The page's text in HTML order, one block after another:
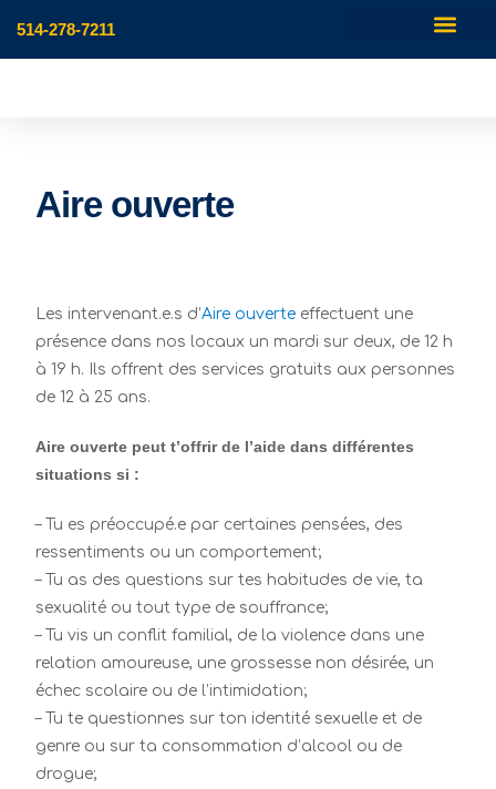
514-278-7211
Aire ouverte
Les intervenant.e.s d’Aire ouverte effectuent une
présence dans nos locaux un mardi sur deux, de 12 h
à 19 h. Ils offrent des services gratuits aux personnes
de 12 à 25 ans.
Aire ouverte peut t’offrir de l’aide dans différentes
situations si :
– Tu es préoccupé.e par certaines pensées, des
ressentiments ou un comportement;
– Tu as des questions sur tes habitudes de vie, ta
sexualité ou tout type de souffrance;
– Tu vis un conflit familial, de la violence dans une
relation amoureuse, une grossesse non désirée, un
échec scolaire ou de l’intimidation;
– Tu te questionnes sur ton identité sexuelle et de
genre ou sur ta consommation d’alcool ou de
drogue;